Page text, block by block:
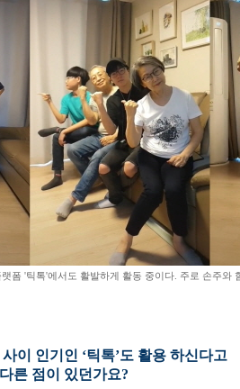
폼 '틱톡'에서도 활발하게 활동 중이다. 주로 손주와
이 인기인 ‘틱톡’도 활용 하신다고
른 점이 있던가요?